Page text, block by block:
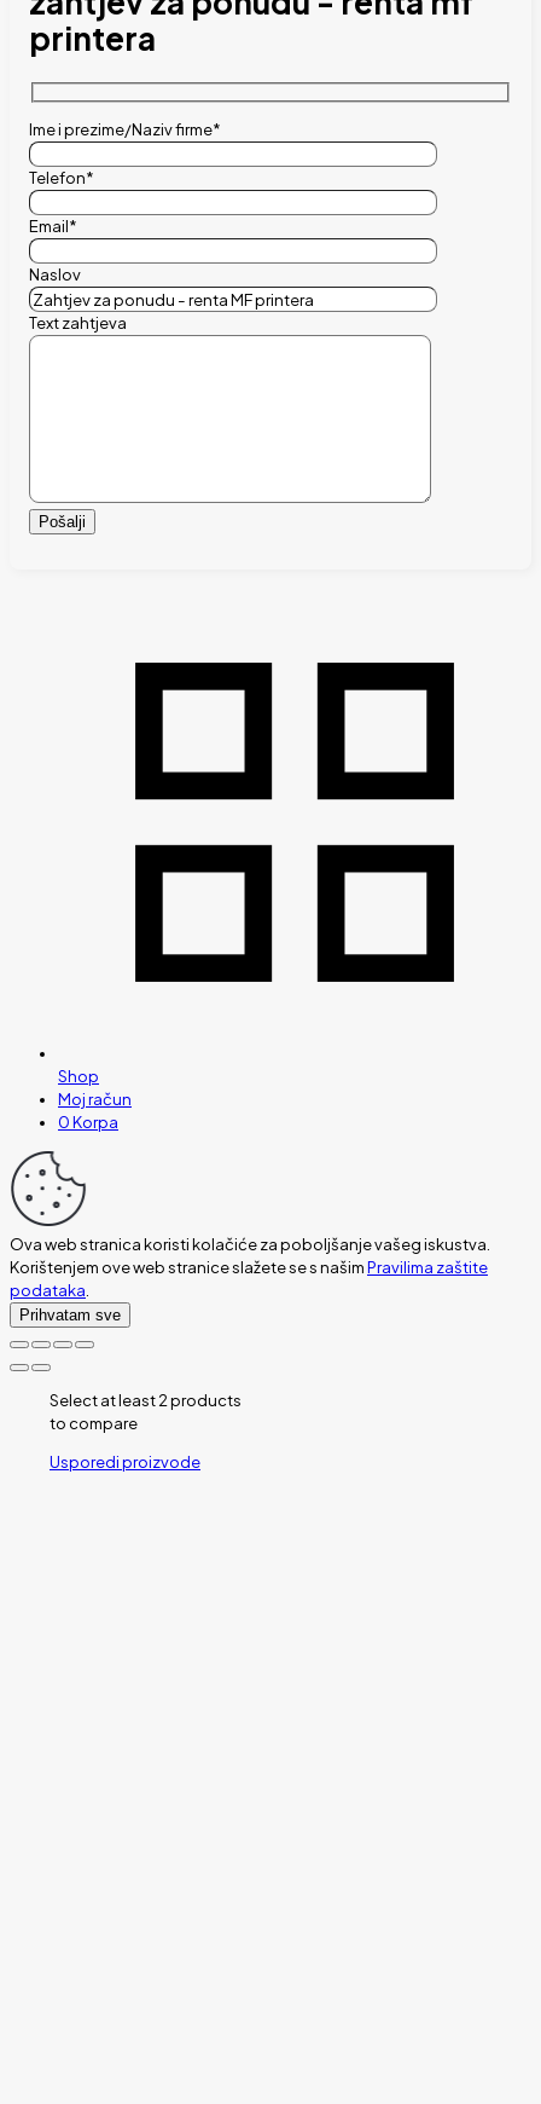
printera
Ime i prezime/Naziv firme*
Telefon*
Email*
Naslov
Text zahtjeva
Shop
Moj račun
0Korpa
Ova web stranica koristi kolačiće za poboljšanje vašeg iskustva.
Korištenjem ove web stranice slažete se s našimPravilima zaštite
podataka.
Prihvatam sve
Select at least 2 products
to compare
Usporedi proizvode